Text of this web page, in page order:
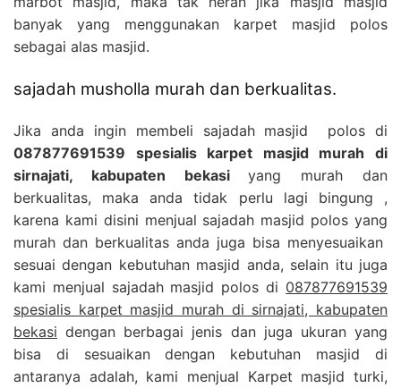
banyak yang menggunakan karpet masjid polos
sebagai alas masjid.
sajadah musholla murah dan berkualitas.
Jika anda ingin membeli sajadah masjid polos di
087877691539 spesialis karpet masjid murah di
sirnajati, kabupaten bekasiyang murah dan
berkualitas, maka anda tidak perlu lagi bingung ,
karena kami disini menjual sajadah masjid polos yang
murah dan berkualitas anda juga bisa menyesuaikan
sesuai dengan kebutuhan masjid anda, selain itu juga
kami menjual sajadah masjid polos di 087877691539
spesialis karpet masjid murah di sirnajati, kabupaten
bekasi dengan berbagai jenis dan juga ukuran yang
bisa di sesuaikan dengan kebutuhan masjid di
antaranya adalah, kami menjual Karpet masjid turki,